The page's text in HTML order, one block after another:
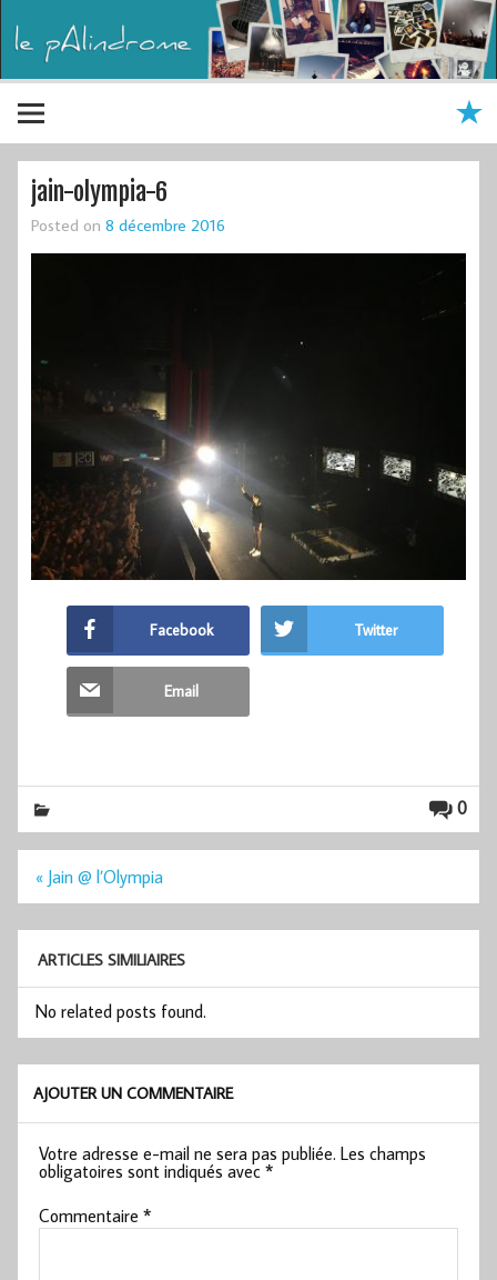
jain-olympia-6
Posted on 8 décembre 2016
Facebook Twitter
Email
0
Navigation
de
« Jain @ l’Olympia
ARTICLES SIMILIAIRES
No related posts found.
AJOUTER UN COMMENTAIRE
Votre adresse e-mail ne sera pas publiée. Les champs
obligatoires sont indiqués avec*
Commentaire*